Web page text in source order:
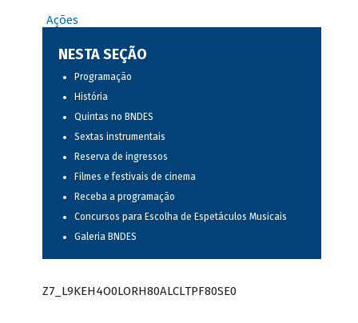
Ações
NESTA SEÇÃO
Programação
História
Quintas no BNDES
Sextas instrumentais
Reserva de ingressos
Filmes e festivais de cinema
Receba a programação
Concursos para Escolha de Espetáculos Musicais
Galeria BNDES
Z7_L9KEH4O0LORH80ALCLTPF80SE0